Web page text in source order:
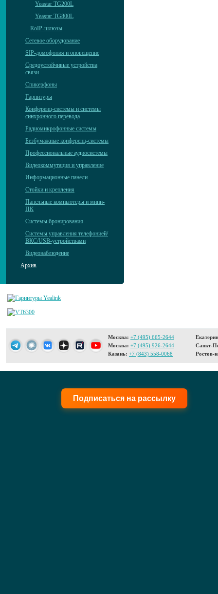
Yeastar TG200L
Yeastar TG800L
RoIP-шлюзы
Сетевое оборудование
SIP-домофония и оповещение
Средоустойчивые устройства
связи
Спикерфоны
Гарнитуры
Конференц-системы и системы
синхронного перевода
Радиомикрофонные системы
Безбумажные конференц-системы
Профессиональные аудиосистемы
Видеокоммутация и управление
Информационные панели
Стойки и крепления
Панельные компьютеры и мини-
ПК
Системы бронирования
Системы управления телефонией/
ВКС/USB-устройствами
Видеонаблюдение
Архив
Москва: +7 (495) 665-2644
Москва: +7 (495) 926-2644
Казань: +7 (843) 558-0068
Санкт-
Ростов-
Подписаться на рассылку